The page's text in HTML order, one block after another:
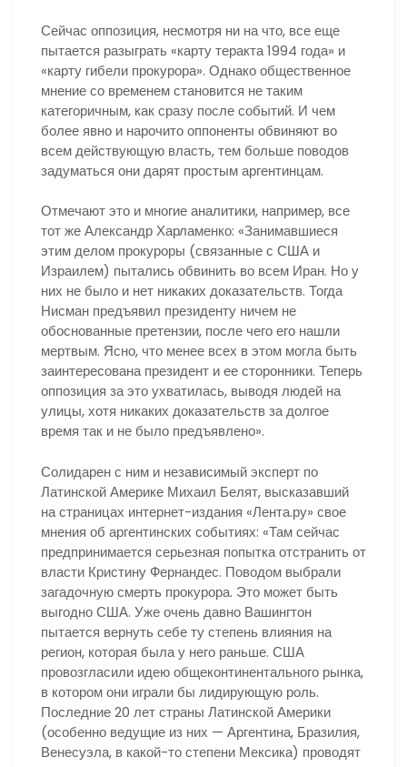
Сейчас оппозиция, несмотря ни на что, все еще
пытается разыграть «карту теракта 1994 года» и
«карту гибели прокурора». Однако общественное
мнение со временем становится не таким
категоричным, как сразу после событий. И чем
более явно и нарочито оппоненты обвиняют во
всем действующую власть, тем больше поводов
задуматься они дарят простым аргентинцам.
Отмечают это и многие аналитики, например, все
тот же Александр Харламенко: «Занимавшиеся
этим делом прокуроры (связанные с США и
Израилем) пытались обвинить во всем Иран. Но у
них не было и нет никаких доказательств. Тогда
Нисман предъявил президенту ничем не
обоснованные претензии, после чего его нашли
мертвым. Ясно, что менее всех в этом могла быть
заинтересована президент и ее сторонники. Теперь
оппозиция за это ухватилась, выводя людей на
улицы, хотя никаких доказательств за долгое
время так и не было предъявлено».
Солидарен с ним и независимый эксперт по
Латинской Америке Михаил Белят, высказавший
на страницах интернет-издания «Лента.ру» свое
мнения об аргентинских событиях: «Там сейчас
предпринимается серьезная попытка отстранить от
власти Кристину Фернандес. Поводом выбрали
загадочную смерть прокурора. Это может быть
выгодно США. Уже очень давно Вашингтон
пытается вернуть себе ту степень влияния на
регион, которая была у него раньше. США
провозгласили идею общеконтинентального рынка,
в котором они играли бы лидирующую роль.
Последние 20 лет страны Латинской Америки
(особенно ведущие из них — Аргентина, Бразилия,
Венесуэла, в какой-то степени Мексика) проводят